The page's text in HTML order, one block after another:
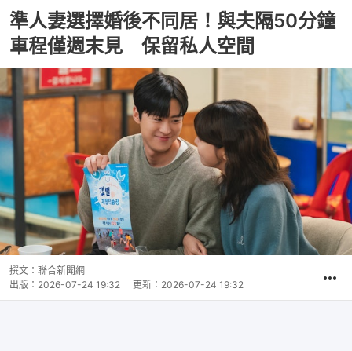
準人妻選擇婚後不同居！與夫隔50分鐘
車程僅週末見 保留私人空間
撰文： 聯合新聞網
出版： 2026-07-24 19:32 更新： 2026-07-24 19:32